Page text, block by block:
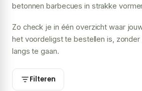
betonnen barbecues in strakke
de prijs bij elke shop en waar hij
Zo check je in één overzicht waar
het voordeligst te bestellen is, zonder
langs te gaan.
Filteren